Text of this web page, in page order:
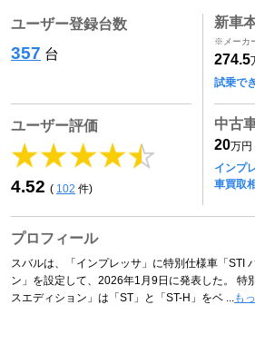
ユーザー登録台数
357 台
ユーザー評価
4.52 ( 102 件)
新車
※メーカ
274.5
試乗で
中古
20万円
インプ
車買取
プロフィール
スバルは、「インプレッサ」に特別仕様車「STI
ン」を設定して、2026年1月9日に発表した。 特
スエディション」は「ST」と「ST-H」をベ ...
も